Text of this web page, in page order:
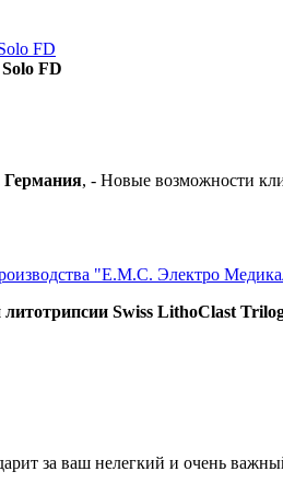
FD
FD
Германия, - Новые возможности
"Е.М.С. Электро
Swiss LithoClast
за ваш нелегкий и очень